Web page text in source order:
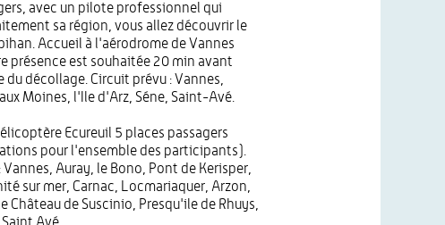
avec un pilote professionnel qui
sa région, vous allez découvrir le
Accueil à l'aérodrome de Vannes
présence est souhaitée 20 min avant
du décollage. Circuit prévu : Vannes,
Moines, l'Ile d'Arz, Séne, Saint-Avé.
Ecureuil 5 places passagers
pour l'ensemble des participants).
Auray, le Bono, Pont de Kerisper,
sur mer, Carnac, Locmariaquer, Arzon,
Château de Suscinio, Presqu'ile de Rhuys,